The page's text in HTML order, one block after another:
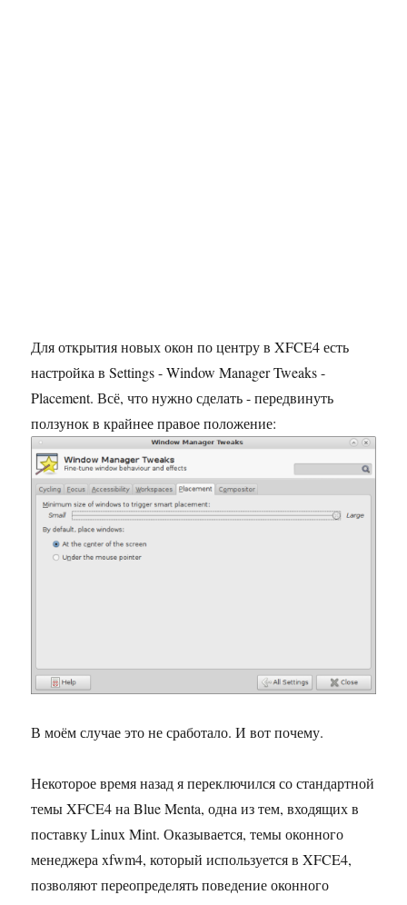
Для открытия новых окон по центру в XFCE4 есть
настройка в Settings - Window Manager Tweaks -
Placement. Всё, что нужно сделать - передвинуть
ползунок в крайнее правое положение:
В моём случае это не сработало. И вот почему.
Некоторое время назад я переключился со стандартной
темы XFCE4 на Blue Menta, одна из тем, входящих в
поставку Linux Mint. Оказывается, темы оконного
менеджера xfwm4, который используется в XFCE4,
позволяют переопределять поведение оконного